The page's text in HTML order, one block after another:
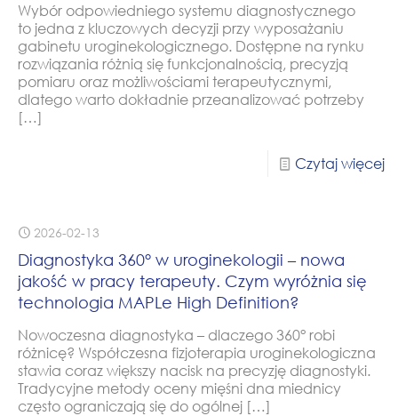
Wybór odpowiedniego systemu diagnostycznego
to jedna z kluczowych decyzji przy wyposażaniu
gabinetu uroginekologicznego. Dostępne na rynku
rozwiązania różnią się funkcjonalnością, precyzją
pomiaru oraz możliwościami terapeutycznymi,
dlatego warto dokładnie przeanalizować potrzeby
[…]
Czytaj więcej
2026-02-13
Diagnostyka 360° w uroginekologii – nowa
jakość w pracy terapeuty. Czym wyróżnia się
technologia MAPLe High Definition?
Nowoczesna diagnostyka – dlaczego 360° robi
różnicę? Współczesna fizjoterapia uroginekologiczna
stawia coraz większy nacisk na precyzję diagnostyki.
Tradycyjne metody oceny mięśni dna miednicy
często ograniczają się do ogólnej […]